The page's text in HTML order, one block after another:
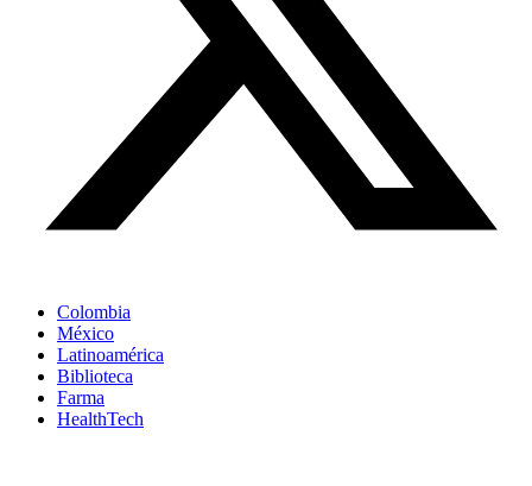
Colombia
México
Latinoamérica
Biblioteca
Farma
HealthTech